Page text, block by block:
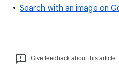
Search with an image on
Give feedback about this article